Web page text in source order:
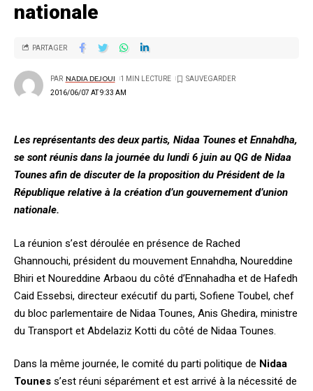
nationale
2016/06/07 AT 9:33 AM
PAR NADIA DEJOUI 1 MIN LECTURE
PARTAGER
Les représentants des deux partis, Nidaa Tounes et Ennahdha,
se sont réunis dans la journée du lundi 6 juin au QG de Nidaa
Tounes afin de discuter de la proposition du Président de la
République relative à la création d’un gouvernement d’union
nationale.
La réunion s’est déroulée en présence de Rached
Ghannouchi, président du mouvement Ennahdha, Noureddine
Bhiri et Noureddine Arbaou du côté d’Ennahadha et de Hafedh
Caid Essebsi, directeur exécutif du parti, Sofiene Toubel, chef
du bloc parlementaire de Nidaa Tounes, Anis Ghedira, ministre
du Transport et Abdelaziz Kotti du côté de Nidaa Tounes.
Dans la même journée, le comité du parti politique de Nidaa
Tounes s’est réuni séparément et est arrivé à la nécessité de